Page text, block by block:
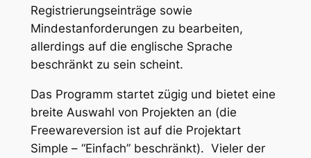
Registrierungseinträge sowie
Mindestanforderungen zu bearbeiten,
allerdings auf die englische Sprache
beschränkt zu sein scheint.
Das Programm startet zügig und bietet eine
breite Auswahl von Projekten an (die
Freewareversion ist auf die Projektart
Simple – “Einfach” beschränkt). Vieler der